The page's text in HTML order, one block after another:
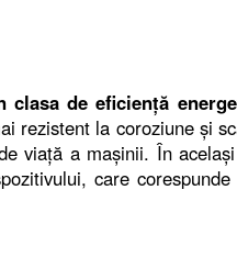
clasa de eficiență
rezistent la coroziune și
viață a mașinii. În
care